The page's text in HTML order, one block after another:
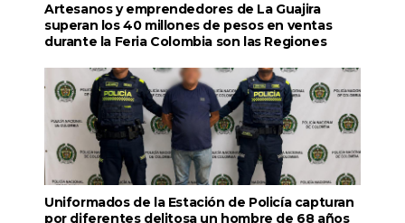
Artesanos y emprendedores de La Guajira
superan los 40 millones de pesos en ventas
durante la Feria Colombia son las Regiones
Uniformados de la Estación de Policía capturan
por diferentes delitosa un hombre de 68 años